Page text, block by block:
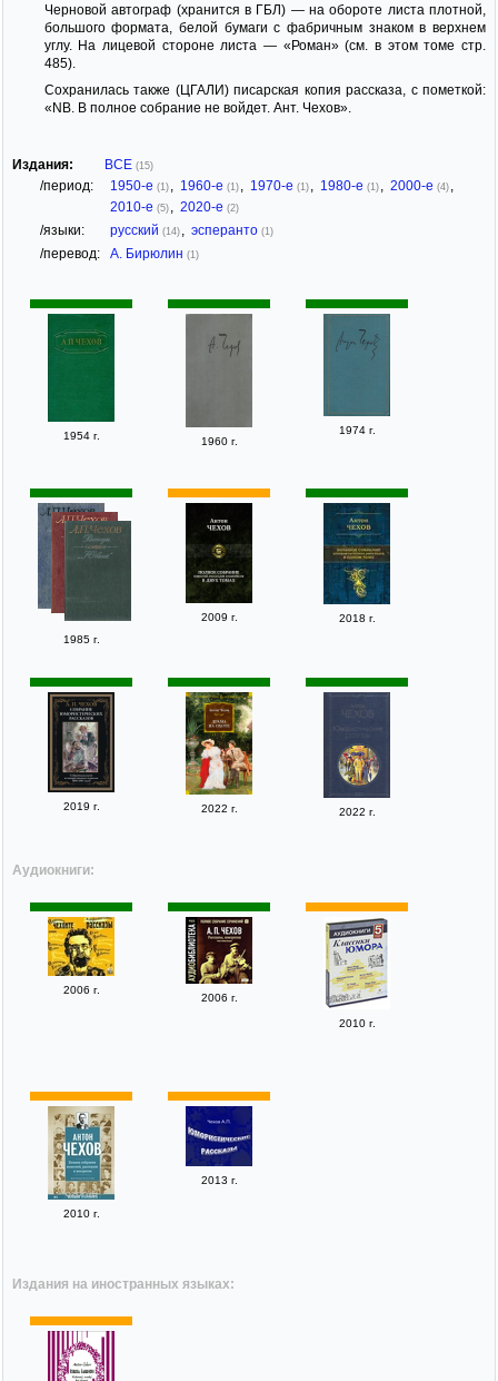
Черновой автограф (хранится в ГБЛ) — на обороте листа плотной,
большого формата, белой бумаги с фабричным знаком в верхнем
углу. На лицевой стороне листа — «Роман» (см. в этом томе стр.
485).
Сохранилась также (ЦГАЛИ) писарская копия рассказа, с пометкой:
«NB. В полное собрание не войдет. Ант. Чехов».
Издания: ВСЕ (15)
/период: 1950-е (1) 1960-е (1) 1970-е (1) 1980-е (1) 2000-е (4)
2010-е (5) 2020-е (2)
/языки: русский (14) эсперанто (1)
/перевод: А. Бирюлин (1)
1954 г. 1960 г.
1974 г.
1985 г.
2009 г. 2018 г.
2019 г. 2022 г. 2022 г.
Аудиокниги:
2006 г.
2006 г.
2010 г.
2010 г.
2013 г.
Издания на иностранных языках: